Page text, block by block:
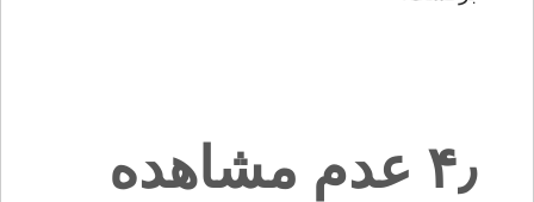
۴٫ عدم مشاهده